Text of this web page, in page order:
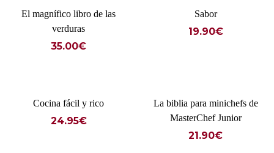
El magnífico libro de las
verduras
35.00€
Sabor
19.90€
Cocina fácil y rico
24.95€
La biblia para minichefs de
MasterChef Junior
21.90€